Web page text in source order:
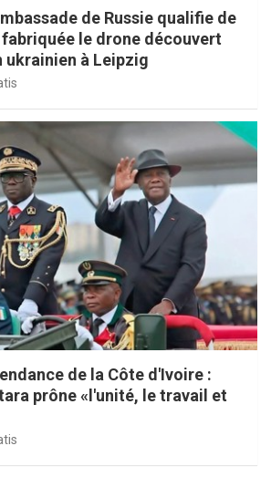
de Russie qualifie de
le drone découvert
ukrainien à Leipzig
de la Côte d'Ivoire :
prône «l'unité, le travail et